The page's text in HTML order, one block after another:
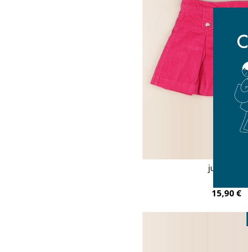
jupe rose
15,90 €